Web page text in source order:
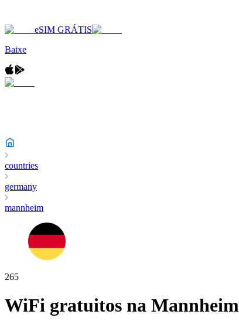
eSIM GRÁTIS
Baixe
countries
germany
mannheim
265
WiFi gratuitos na Mannheim